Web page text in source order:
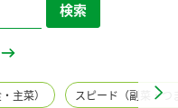
検索
主菜） スピード（副菜・つ